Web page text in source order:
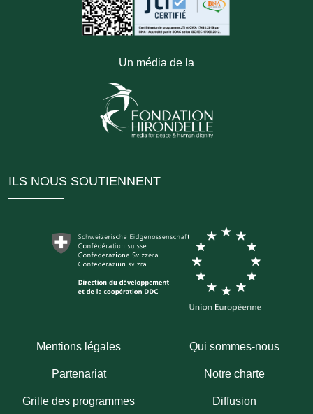
Un média de la
ILS NOUS SOUTIENNENT
Mentions légales Qui sommes-nous
Partenariat Notre charte
Grille des programmes Diffusion